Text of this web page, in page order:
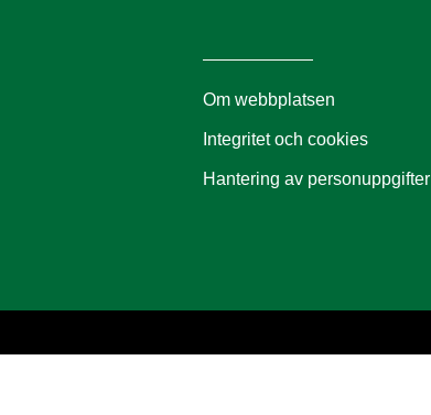
Om webbplatsen
Integritet och cookies
Hantering av personuppgifter